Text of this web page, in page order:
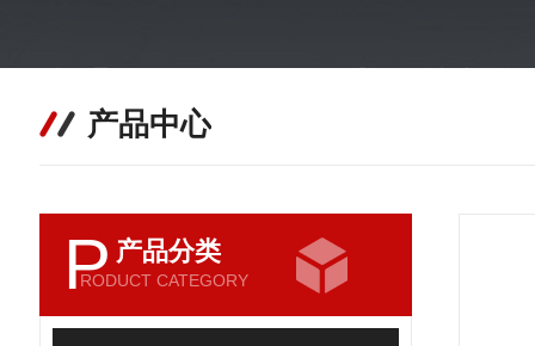
产品中心
P 产品分类
RODUCT CATEGORY